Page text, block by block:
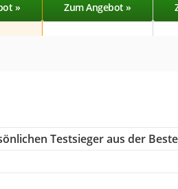
» Zum Angebot »
Testsieger aus der